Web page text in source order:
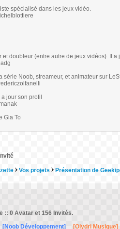
spécialisé dans les jeux vidéo.
et doubleur (entre autre de jeux vidéos). Il
série Noob, streameur, et animateur sur
jour son profil
Gia To
Vos projets Présentation de
:: 0 Avatar et 156 Invités.
[Noob Développement] [Olydri Musique]